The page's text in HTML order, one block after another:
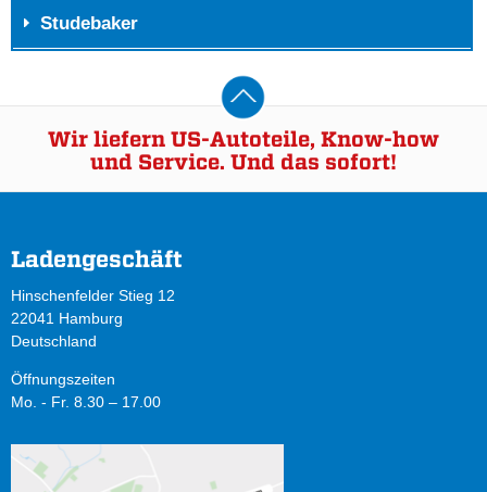
Studebaker
Wir liefern US-Autoteile, Know-how
und Service. Und das sofort!
Ladengeschäft
Hinschenfelder Stieg 12
22041 Hamburg
Deutschland
Öffnungszeiten
Mo. - Fr. 8.30 – 17.00